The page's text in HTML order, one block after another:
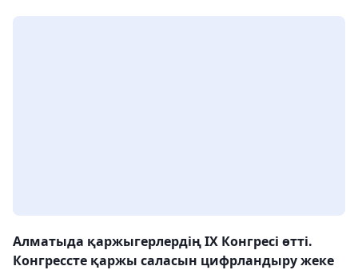
Алматыда қаржыгерлердің IX Конгресі өтті.
Конгрессте қаржы саласын цифрландыру жеке